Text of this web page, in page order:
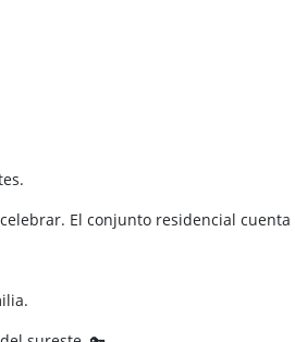
El conjunto residencial cuenta